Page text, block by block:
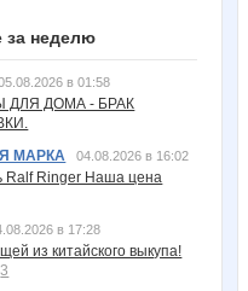
за неделю
в 01:58
ДЛЯ ДОМА - БРАК
МАРКА
04.08.2026 в 16:02
Ralf Ringer Наша цена
в 17:28
из китайского выкупа!
3